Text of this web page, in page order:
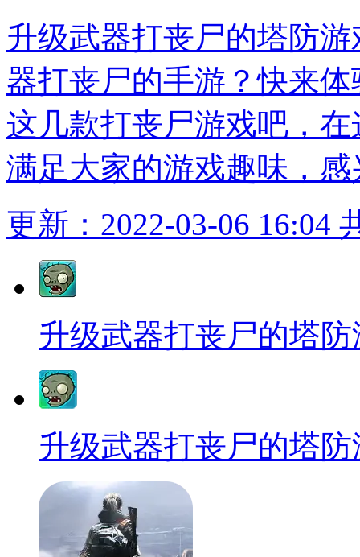
升级武器打丧尸的塔防
器打丧尸的手游？快来
这几款打丧尸游戏吧，
满足大家的游戏趣味，
更新：2022-03-06 16:04
升级武器打丧尸的塔防
升级武器打丧尸的塔防